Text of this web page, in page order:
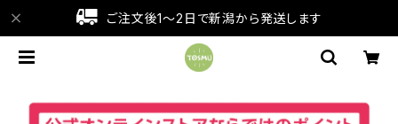
ご注文後1～2日で新潟から発送します